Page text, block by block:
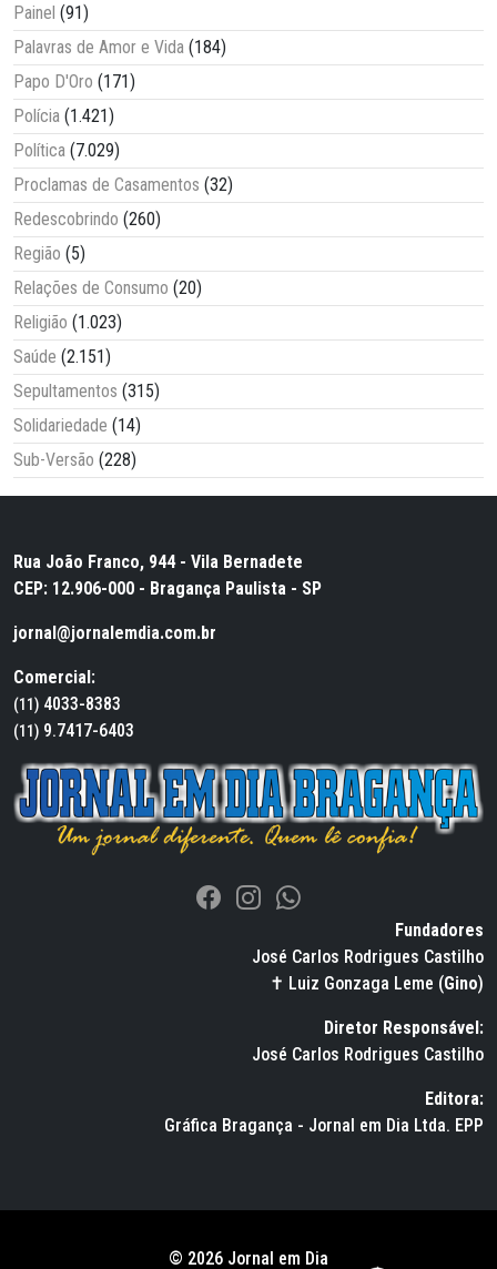
Painel (91)
Palavras de Amor e Vida (184)
Papo D'Oro (171)
Polícia (1.421)
Política (7.029)
Proclamas de Casamentos (32)
Redescobrindo (260)
Região (5)
Relações de Consumo (20)
Religião (1.023)
Saúde (2.151)
Sepultamentos (315)
Solidariedade (14)
Sub-Versão (228)
Rua João Franco, 944 - Vila Bernadete
CEP: 12.906-000 - Bragança Paulista - SP
jornal@jornalemdia.com.br
Comercial:
(11) 4033-8383
(11) 9.7417-6403
Fundadores
José Carlos Rodrigues Castilho
✝ Luiz Gonzaga Leme (Gino)
Diretor Responsável:
José Carlos Rodrigues Castilho
Editora:
Gráfica Bragança - Jornal em Dia Ltda. EPP
© 2026 Jornal em Dia